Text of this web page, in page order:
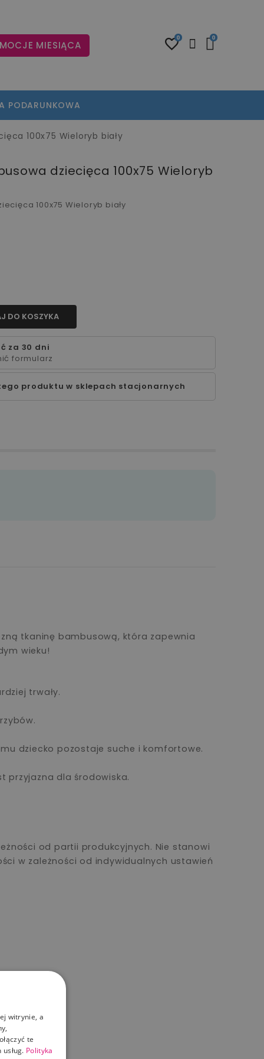
MIESIĄCA
0 0
PODARUNKOWA
100x75 Wieloryb biały
dziecięca 100x75 Wieloryb
100x75 Wieloryb biały
DO KOSZYKA
za 30 dni
formularz
produktu w sklepach stacjonarnych
tkaninę bambusową, która zapewnia
wieku!
trwały.
dziecko pozostaje suche i komfortowe.
przyjazna dla środowiska.
od partii produkcyjnych. Nie stanowi
w zależności od indywidualnych ustawień
witrynie, a
te
Polityka